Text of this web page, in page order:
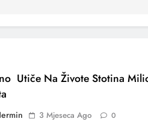
Utiče Na Živote Stotina
3 Mjeseca Ago 0